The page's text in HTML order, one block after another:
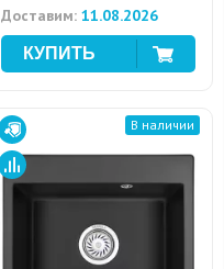
Доставим: 11.08.2026
В наличии